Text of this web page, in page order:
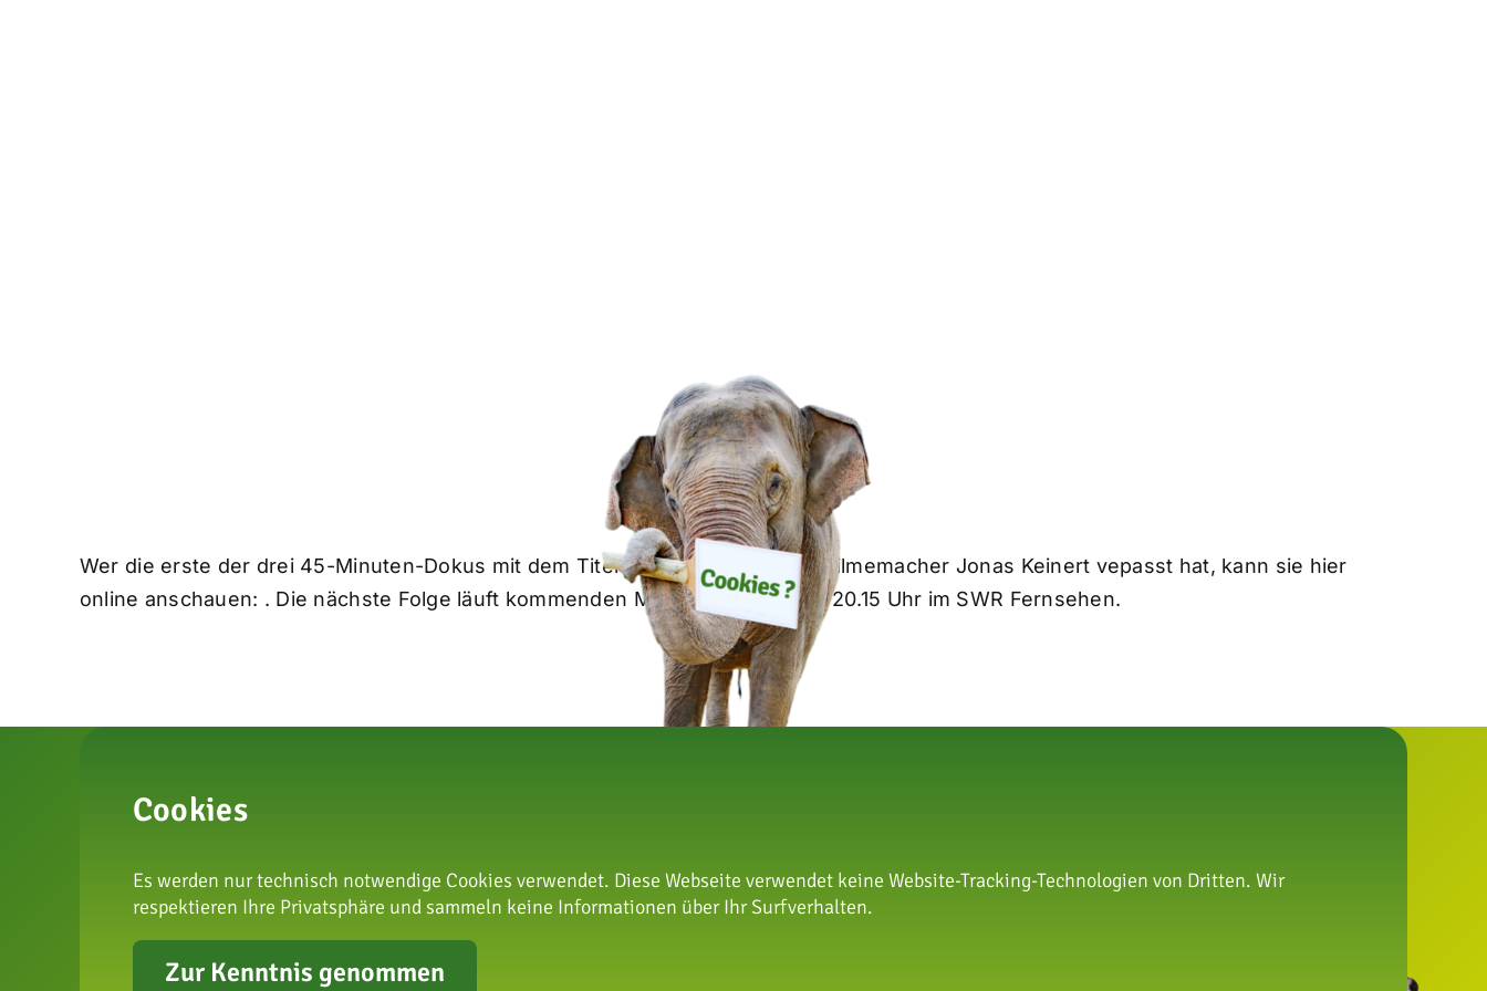
Wer die erste der drei 45-Minuten-Dokus mit dem Titel „Die Zoo-Docs“ von Filmemacher Jonas Keinert vepasst hat, kann sie hier
online anschauen: . Die nächste Folge läuft kommenden Montag, 8. Juni, um 20.15 Uhr im SWR Fernsehen.
zur Artenschutzstiftung
Cookies
Es werden nur technisch notwendige Cookies verwendet. Diese Webseite verwendet keine Website-Tracking-Technologien von Dritten. Wir
respektieren Ihre Privatsphäre und sammeln keine Informationen über Ihr Surfverhalten.
Zur Kenntnis genommen